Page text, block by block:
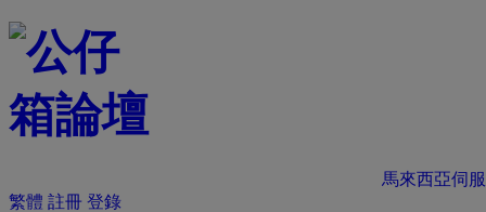
馬來西亞伺
繁體 註冊 登錄